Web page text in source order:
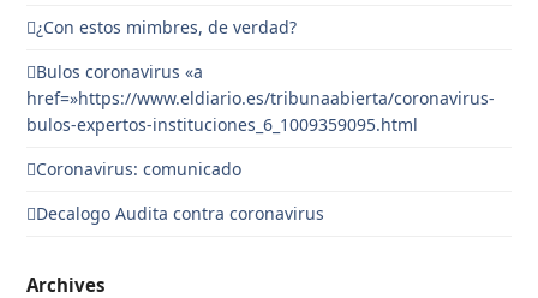
¿Con estos mimbres, de verdad?
Bulos coronavirus «a
href=»https://www.eldiario.es/tribunaabierta/coronavirus-
bulos-expertos-instituciones_6_1009359095.html
Coronavirus: comunicado
Decalogo Audita contra coronavirus
Archives